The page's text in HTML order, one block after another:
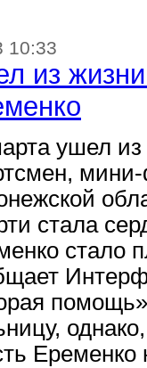
10:33
из
ушел
стала
стало
Еременко